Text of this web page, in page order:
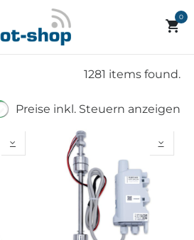
0
1281 items found.
Preise inkl. Steuern anzeigen